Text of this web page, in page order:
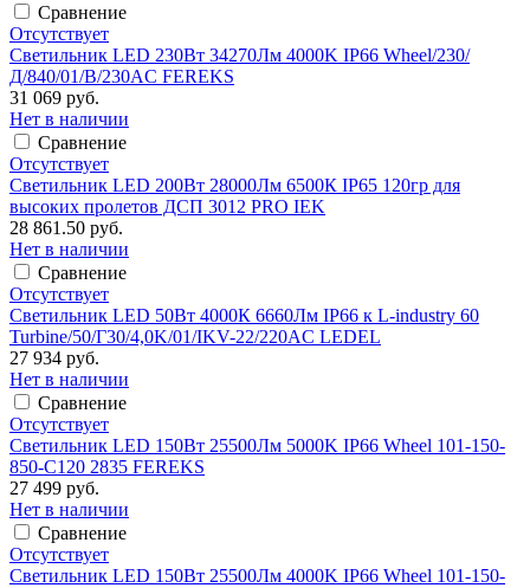
Сравнение
Отсутствует
Светильник LED 230Вт 34270Лм 4000K IP66 Wheel/230/
Д/840/01/B/230AC FEREKS
31 069 руб.
Нет в наличии
Сравнение
Отсутствует
Светильник LED 200Вт 28000Лм 6500К IP65 120гр для
высоких пролетов ДСП 3012 PRO IEK
28 861.50 руб.
Нет в наличии
Сравнение
Отсутствует
Светильник LED 50Вт 4000К 6660Лм IP66 к L-industry 60
Turbine/50/Г30/4,0K/01/IKV-22/220AC LEDEL
27 934 руб.
Нет в наличии
Сравнение
Отсутствует
Светильник LED 150Вт 25500Лм 5000K IP66 Wheel 101-150-
850-C120 2835 FEREKS
27 499 руб.
Нет в наличии
Сравнение
Отсутствует
Светильник LED 150Вт 25500Лм 4000K IP66 Wheel 101-150-